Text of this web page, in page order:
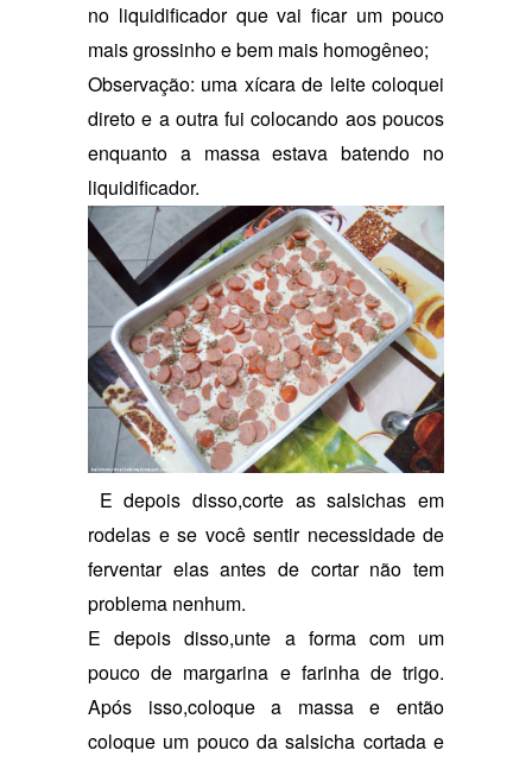
no liquidificador que vai ficar um pouco
mais grossinho e bem mais homogêneo;
Observação: uma xícara de leite coloquei
direto e a outra fui colocando aos poucos
enquanto a massa estava batendo no
liquidificador.
E depois disso,corte as salsichas em
rodelas e se você sentir necessidade de
ferventar elas antes de cortar não tem
problema nenhum.
E depois disso,unte a forma com um
pouco de margarina e farinha de trigo.
Após isso,coloque a massa e então
coloque um pouco da salsicha cortada e